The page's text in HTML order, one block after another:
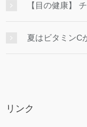
【目の健康】
夏はビタミンC
リンク